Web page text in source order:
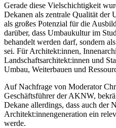
Gerade diese Vielschichtigkeit
Dekanen als zentrale Qualität der
als großes Potenzial für die
darüber, dass Umbaukultur im
behandelt werden darf, sondern
sei. Für Architekt:innen,
Landschaftsarchitekt:innen und
Umbau, Weiterbauen und
Auf Nachfrage von Moderator
Geschäftsführer der AKNW,
Dekane allerdings, dass auch der
Architekt:innengeneration ein
werde.